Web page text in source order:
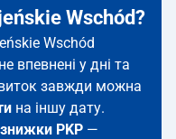
Wschód?
Wschód
впевнені у дні та
завжди можна
на іншу дату.
знижки PKP —